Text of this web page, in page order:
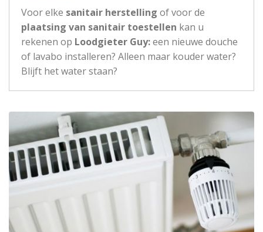
Voor elke sanitair herstelling of voor de
plaatsing van sanitair toestellen kan u
rekenen op Loodgieter Guy:een nieuwe douche
of lavabo installeren? Alleen maar kouder water?
Blijft het water staan?